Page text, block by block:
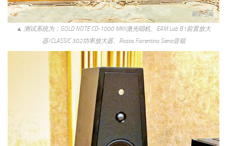
▲ 测试系统为：GOLD NOTE CD-1000 MKII激光唱机、EAM Lab B1前置放大
器/CLASSIC 302功率放大器、Rosso Fiorentino Siena音箱